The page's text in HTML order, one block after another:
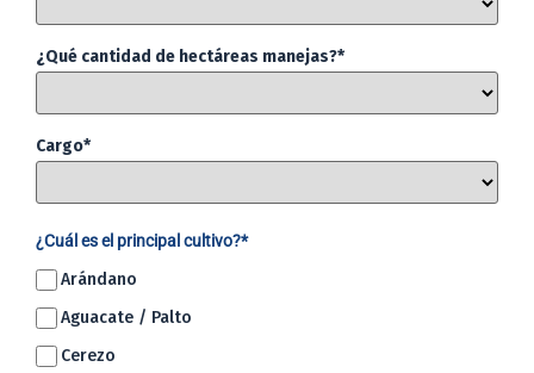
¿Qué cantidad de hectáreas manejas?*
Cargo*
¿Cuál es el principal cultivo?*
Arándano
Aguacate / Palto
Cerezo